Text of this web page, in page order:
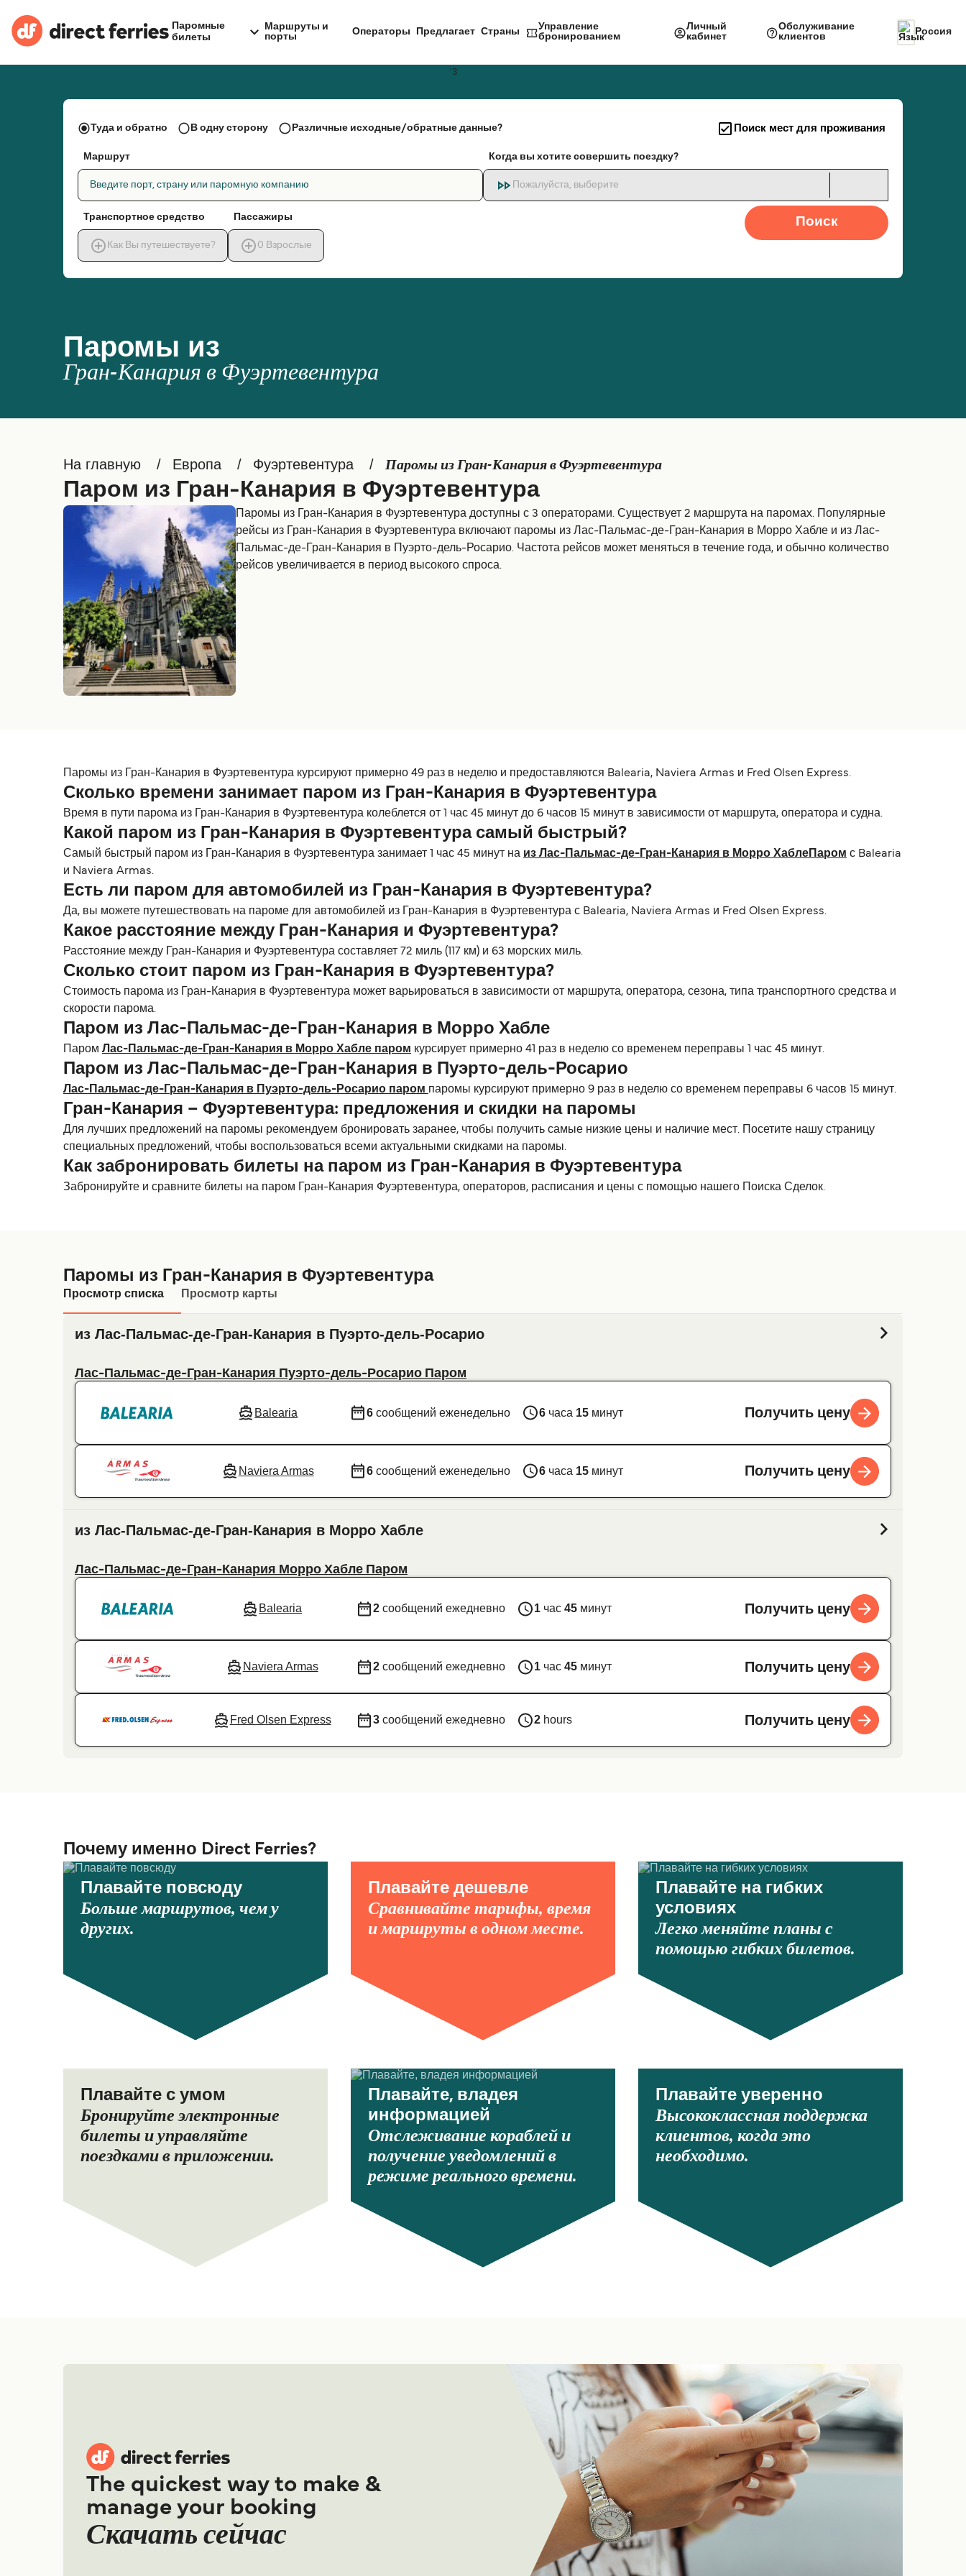
Паромные
билеты
Маршруты и
порты
Операторы Предлагает Страны
Управление
бронированием
Личный
кабинет
Обслуживание
клиентов
Россия
Паромы из
Гран-Канария в Фуэртевентура
Туда и обратно В одну сторону Различные исходные/обратные данные? Поиск мест для проживания
Маршрут
Введите порт, страну или паромную компанию
Когда вы хотите совершить поездку?
Пожалуйста, выберите
Транспортное средство
Как Вы путешествуете?
Пассажиры
0 Взрослые
Поиск
На главную Европа Фуэртевентура Паромы из Гран-Канария в Фуэртевентура
Паром из Гран-Канария в Фуэртевентура
Паромы из Гран-Канария в Фуэртевентура доступны с 3 операторами. Существует 2 маршрута на паромах. Популярные
рейсы из Гран-Канария в Фуэртевентура включают паромы из Лас-Пальмас-де-Гран-Канария в Морро Хабле и из Лас-
Пальмас-де-Гран-Канария в Пуэрто-дель-Росарио. Частота рейсов может меняться в течение года, и обычно количество
рейсов увеличивается в период высокого спроса.
Паромы из Гран-Канария в Фуэртевентура курсируют примерно 49 раз в неделю и предоставляются Balearia, Naviera Armas и Fred Olsen Express.
Сколько времени занимает паром из Гран-Канария в Фуэртевентура
Время в пути парома из Гран-Канария в Фуэртевентура колеблется от 1 час 45 минут до 6 часов 15 минут в зависимости от маршрута, оператора и судна.
Какой паром из Гран-Канария в Фуэртевентура самый быстрый?
Самый быстрый паром из Гран-Канария в Фуэртевентура занимает 1 час 45 минут на из Лас-Пальмас-де-Гран-Канария в Морро ХаблеПаром с Balearia
и Naviera Armas.
Есть ли паром для автомобилей из Гран-Канария в Фуэртевентура?
Да, вы можете путешествовать на пароме для автомобилей из Гран-Канария в Фуэртевентура с Balearia, Naviera Armas и Fred Olsen Express.
Какое расстояние между Гран-Канария и Фуэртевентура?
Расстояние между Гран-Канария и Фуэртевентура составляет 72 миль (117 км) и 63 морских миль.
Сколько стоит паром из Гран-Канария в Фуэртевентура?
Стоимость парома из Гран-Канария в Фуэртевентура может варьироваться в зависимости от маршрута, оператора, сезона, типа транспортного средства и
скорости парома.
Паром из Лас-Пальмас-де-Гран-Канария в Морро Хабле
Паром Лас-Пальмас-де-Гран-Канария в Морро Хабле паром курсирует примерно 41 раз в неделю со временем переправы 1 час 45 минут.
Паром из Лас-Пальмас-де-Гран-Канария в Пуэрто-дель-Росарио
Лас-Пальмас-де-Гран-Канария в Пуэрто-дель-Росарио паром паромы курсируют примерно 9 раз в неделю со временем переправы 6 часов 15 минут.
Гран-Канария – Фуэртевентура: предложения и скидки на паромы
Для лучших предложений на паромы рекомендуем бронировать заранее, чтобы получить самые низкие цены и наличие мест. Посетите нашу страницу
специальных предложений, чтобы воспользоваться всеми актуальными скидками на паромы.
Как забронировать билеты на паром из Гран-Канария в Фуэртевентура
Забронируйте и сравните билеты на паром Гран-Канария Фуэртевентура, операторов, расписания и цены с помощью нашего Поиска Сделок.
Паромы из Гран-Канария в Фуэртевентура
Просмотр списка Просмотр карты
из Лас-Пальмас-де-Гран-Канария в Пуэрто-дель-Росарио
Лас-Пальмас-де-Гран-Канария Пуэрто-дель-Росарио Паром
Balearia 6 сообщений еженедельно 6 часа 15 минут Получить цену
Naviera Armas 6 сообщений еженедельно 6 часа 15 минут Получить цену
из Лас-Пальмас-де-Гран-Канария в Морро Хабле
Лас-Пальмас-де-Гран-Канария Морро Хабле Паром
Balearia 2сообщений ежедневно 1час 45минут Получить цену
Naviera Armas 2сообщений ежедневно 1час 45минут Получить цену
Fred Olsen Express 3сообщений ежедневно 2hours Получить цену
Почему именно Direct Ferries?
Плавайте повсюду
Больше маршрутов, чем у
других.
Плавайте дешевле
Сравнивайте тарифы, время
и маршруты в одном месте.
Плавайте на гибких
условиях
Легко меняйте планы с
помощью гибких билетов.
Плавайте с умом
Бронируйте электронные
билеты и управляйте
поездками в приложении.
Плавайте, владея
информацией
Отслеживание кораблей и
получение уведомлений в
режиме реального времени.
Плавайте уверенно
Высококлассная поддержка
клиентов, когда это
необходимо.
The quickest way to make &
manage your booking
Скачать сейчас